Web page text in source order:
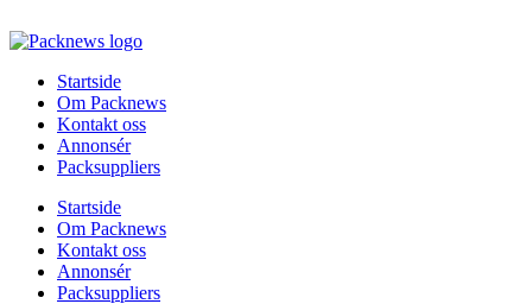
to
Startside
Om Packnews
Kontakt oss
Annonsér
Packsuppliers
Startside
Om Packnews
Kontakt oss
Annonsér
Packsuppliers